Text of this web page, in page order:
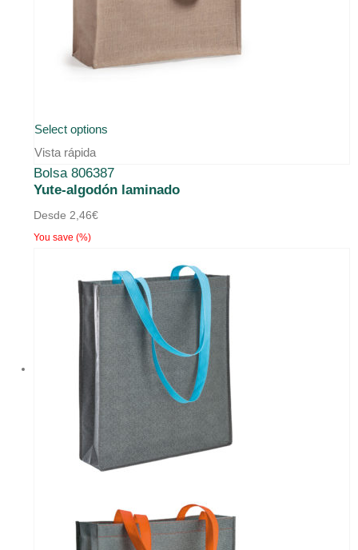
Select options
Vista rápida
Bolsa 806387
Yute-algodón laminado
Desde 2,46€
You save (%)